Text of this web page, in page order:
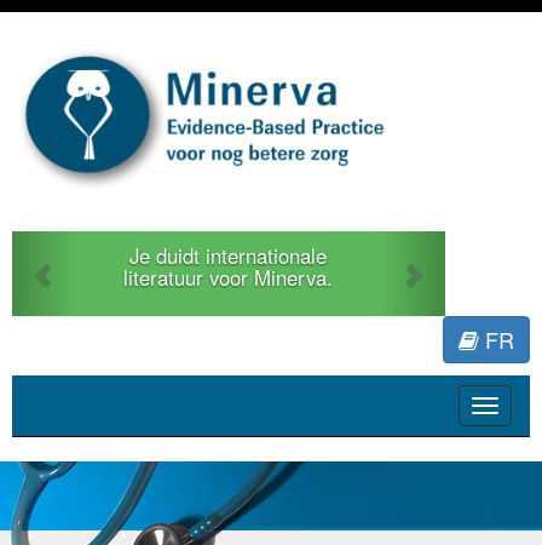
Je duidt internationale
literatuur voor Minerva.
Previous
FR
Toggle